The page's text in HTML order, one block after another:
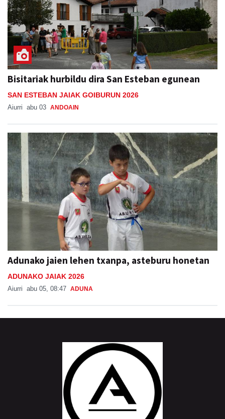
Bisitariak hurbildu dira San Esteban egunean
SAN ESTEBAN JAIAK GOIBURUN 2026
Aiurri abu 03 ANDOAIN
Adunako jaien lehen txanpa, asteburu honetan
ADUNAKO JAIAK 2026
Aiurri abu 05, 08:47 ADUNA